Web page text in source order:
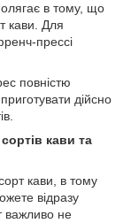
в тому, що
кави. Для
прессі
повністю
дійсно
кави та
кави, в тому
відразу
важливо не